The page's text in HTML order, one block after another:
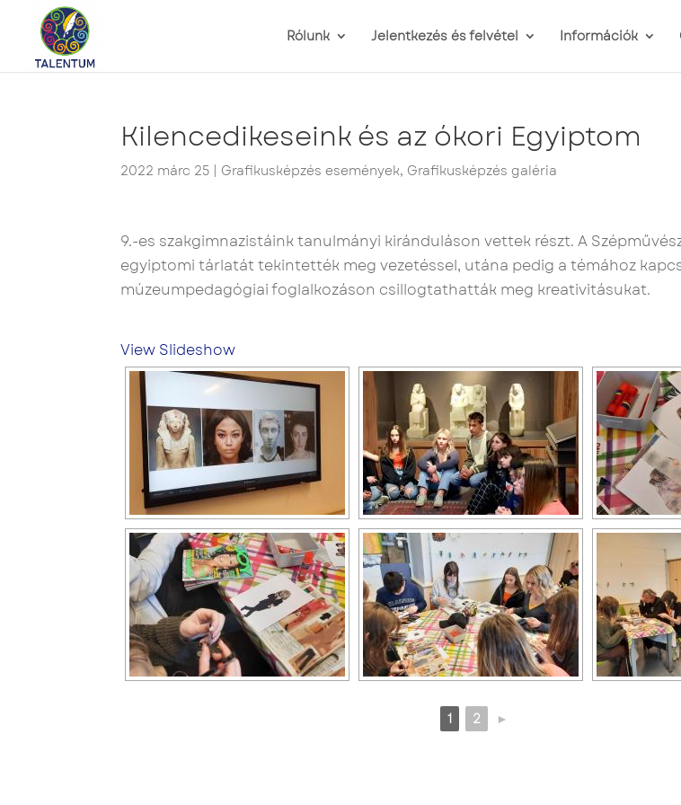
Rólunk Jelentkezés és felvétel Információk
Kilencedikeseink és az ókori Egyiptom
2022 márc 25 Grafikusképzés események, Grafikusképzés galéria
9.-es szakgimnazistáink tanulmányi kiránduláson vettek részt. A
egyiptomi tárlatát tekintették meg vezetéssel, utána pedig a témához
múzeumpedagógiai foglalkozáson csillogtathatták meg kreativitásukat.
View Slideshow
1 2 ►